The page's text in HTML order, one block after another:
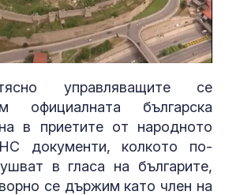
Loaded:
87.21%
управляващите се
официалната българска
в приетите от народното
документи, колкото по-
в гласа на българите,
се държим като член на